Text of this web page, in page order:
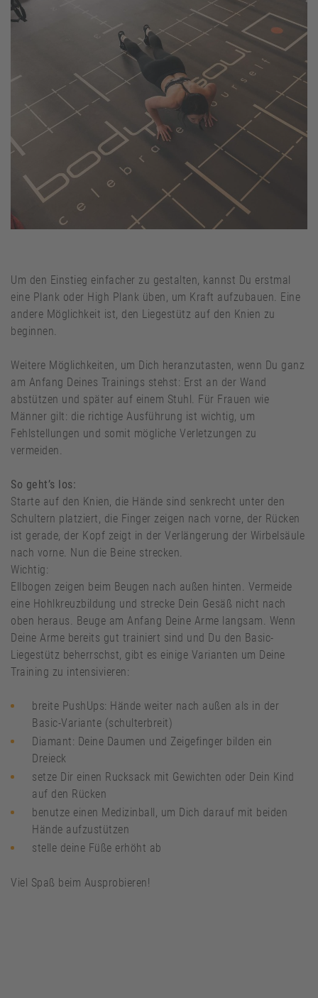
Um den Einstieg einfacher zu gestalten, kannst Du erstmal
eine Plank oder High Plank üben, um Kraft aufzubauen. Eine
andere Möglichkeit ist, den Liegestütz auf den Knien zu
beginnen.
Weitere Möglichkeiten, um Dich heranzutasten, wenn Du ganz
am Anfang Deines Trainings stehst: Erst an der Wand
abstützen und später auf einem Stuhl. Für Frauen wie
Männer gilt: die richtige Ausführung ist wichtig, um
Fehlstellungen und somit mögliche Verletzungen zu
vermeiden.
So geht’s los:
Starte auf den Knien, die Hände sind senkrecht unter den
Schultern platziert, die Finger zeigen nach vorne, der Rücken
ist gerade, der Kopf zeigt in der Verlängerung der Wirbelsäule
nach vorne. Nun die Beine strecken.
Wichtig:
Ellbogen zeigen beim Beugen nach außen hinten. Vermeide
eine Hohlkreuzbildung und strecke Dein Gesäß nicht nach
oben heraus. Beuge am Anfang Deine Arme langsam. Wenn
Deine Arme bereits gut trainiert sind und Du den Basic-
Liegestütz beherrschst, gibt es einige Varianten um Deine
Training zu intensivieren:
breite PushUps: Hände weiter nach außen als in der
Basic-Variante (schulterbreit)
Diamant: Deine Daumen und Zeigefinger bilden ein
Dreieck
setze Dir einen Rucksack mit Gewichten oder Dein Kind
auf den Rücken
benutze einen Medizinball, um Dich darauf mit beiden
Hände aufzustützen
stelle deine Füße erhöht ab
Viel Spaß beim Ausprobieren!